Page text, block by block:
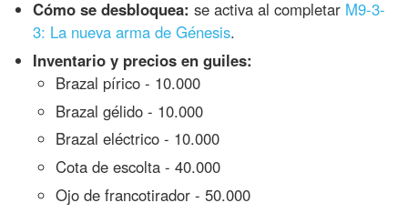
Cómo se desbloquea: se activa al completar M9-3-
3: La nueva arma de Génesis.
Inventario y precios en guiles:
Brazal pírico - 10.000
Brazal gélido - 10.000
Brazal eléctrico - 10.000
Cota de escolta - 40.000
Ojo de francotirador - 50.000